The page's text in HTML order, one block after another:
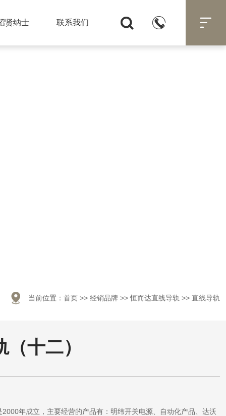
贤纳士 联系我们   
 当前位置： 首页 >> 经销品牌 >>恒而达直线导轨 >> 直线导轨
十二）
年成立，主要经营的产品有：明纬开关电源、自动化产品、达沃